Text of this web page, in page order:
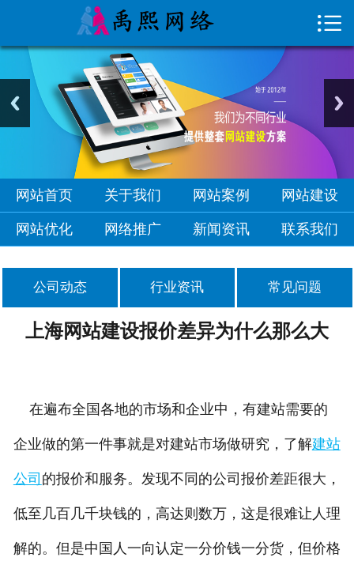
网站案例
网站建设
网站优化
网络推广

网站首页 关于我们 网站案例 网站建设
网站优化 网络推广 新闻资讯 联系我们
公司动态 行业资讯 常见问题
上海网站建设报价差异为什么那么大
在遍布全国各地的市场和企业中，有建站需要的
企业做的第一件事就是对建站市场做研究，了解建站
公司 的报价和服务。发现不同的公司报价差距很大，
低至几百几千块钱的，高达则数万，这是很难让人理
解的。但是中国人一向认定一分价钱一分货，但价格